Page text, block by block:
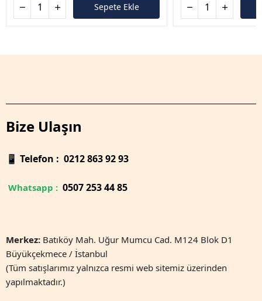
Sepete Ekle
Bize Ulaşın
📱 Telefon : 0212 863 92 93
Whatsapp : 0507 253 44 85
Merkez: Batıköy Mah. Uğur Mumcu Cad. M124 Blok D1
Büyükçekmece / İstanbul
(Tüm satışlarımız yalnızca resmi web sitemiz üzerinden
yapılmaktadır.)